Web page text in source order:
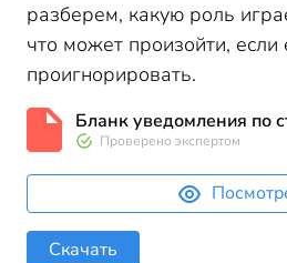
разберем, какую роль
что может произойти, если
проигнорировать.
Бланк уведомления по
Проверено экспертом
Скачать